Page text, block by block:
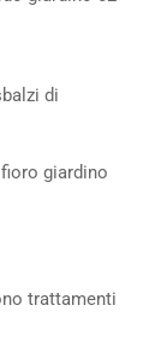
di
trattamenti